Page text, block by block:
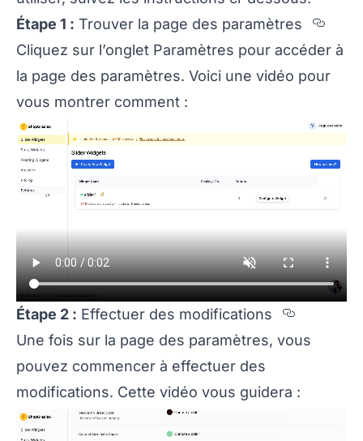
Étape 1 : Trouver la page des paramètres
Cliquez sur l’onglet Paramètres pour accéder à
la page des paramètres. Voici une vidéo pour
vous montrer comment :
Étape 2 : Effectuer des modifications
Section
Une fois sur la page des paramètres, vous
pouvez commencer à effectuer des
modifications. Cette vidéo vous guidera :